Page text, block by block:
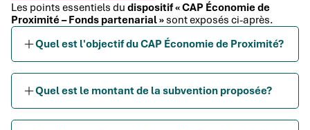
Les points essentiels du dispositif « CAP Économie de
Proximité – Fonds partenarial » sont exposés ci-après.
Quel est l'objectif du CAP Économie de Proximité?
Quel est le montant de la subvention proposée?